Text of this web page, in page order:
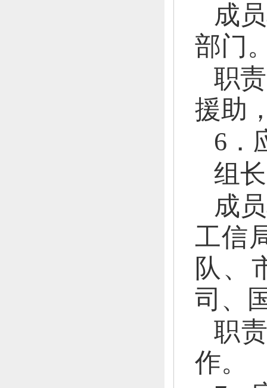
成
部门
职
援助
6．
组
成
工信
队、
司、
职
作。